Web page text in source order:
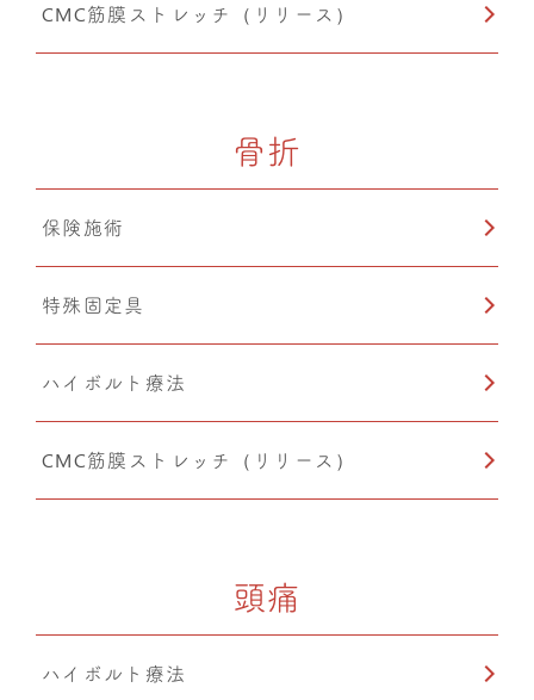
CMC筋膜ストレッチ（リリース）
骨折
保険施術
特殊固定具
ハイボルト療法
CMC筋膜ストレッチ（リリース）
頭痛
ハイボルト療法